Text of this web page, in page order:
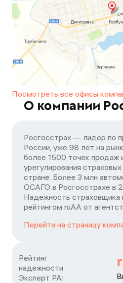
Посмотреть все офисы
О компании
Росгосстрах — лидер по
России, уже 98 лет на
более 1500 точек продаж
урегулирования
стране. Более 3 млн
ОСАГО в Росгосстрахе в
Надежность страховщика
рейтингом ruАА от
Перейти на страницу
Рейтинг
надежности
Эксперт РА: